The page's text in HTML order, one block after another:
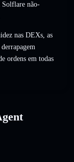
não-
nas DEXs, as
ordens em todas